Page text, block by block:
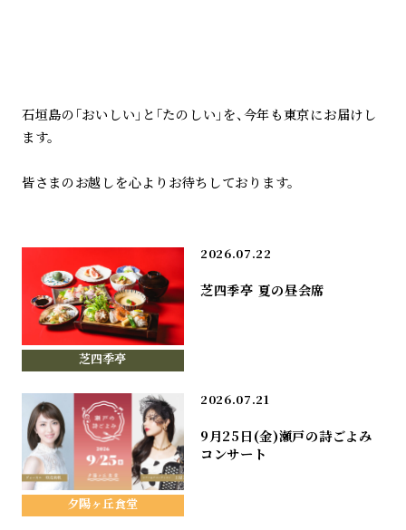
石垣島の「おいしい」と「たのしい」を、今年も東京にお届けし
ます。
皆さまのお越しを心よりお待ちしております。
芝四季亭
2026.07.22
芝四季亭 夏の昼会席
夕陽ヶ丘食堂
2026.07.21
9月25日(金)瀬戸の詩ごよみ
コンサート